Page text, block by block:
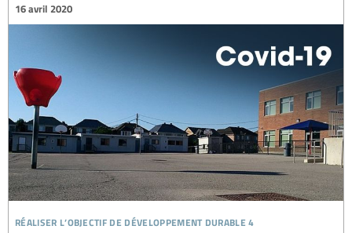
réaliser l’objectif de développement durable 4
16 avril 2020